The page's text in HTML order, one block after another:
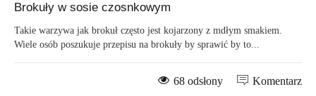
Brokuły w sosie czosnkowym
Takie warzywa jak brokuł często jest kojarzony z mdłym smakiem.
Wiele osób poszukuje przepisu na brokuły by sprawić by to...
Komentarz
68 odsłony